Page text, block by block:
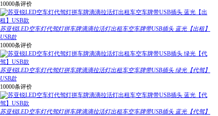
10000条评价
苏亚锐LED空车灯代驾灯拼车牌滴滴拉活灯出租车空车牌带USB插头 蓝光【出租】
USB款
10000条评价
苏亚锐LED空车灯代驾灯拼车牌滴滴拉活灯出租车空车牌带USB插头 绿光【代驾】
USB款
10000条评价
苏亚锐LED空车灯代驾灯拼车牌滴滴拉活灯出租车空车牌带USB插头 蓝光【代驾】